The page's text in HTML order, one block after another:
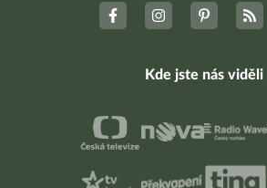
Kde jste nás viděli